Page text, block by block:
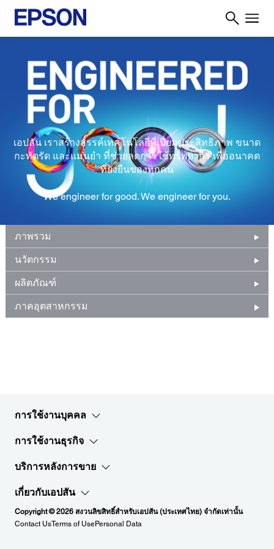
เอปสัน เราสร้างสรรค์เทคโนโลยีที่เปี่ยมประสิทธิภาพ ขนาด
กะทัดรัด และแม่นยำ ที่ช่วยลดการใช้ทรัพยากร เพื่ออนาคต
ที่ยั่งยืนของทุกคน
We engineer for good. We engineer for you.
ภาพรวม
นวัตกรรม
ผลิตภัณฑ์
ภาคอุตสาหกรรม
การใช้งานบุคคล
การใช้งานธุรกิจ
บริการหลังการขาย
เกี่ยวกับเอปสัน
Copyright © 2026 สงวนลิขสิทธิ์สำหรับเอปสัน (ประเทศไทย) จำกัดเท่านั้น
Contact UsTerms of UsePersonal Data